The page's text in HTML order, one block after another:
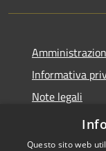
Informativa
Note legali
Dichiarazione
Questo sito web